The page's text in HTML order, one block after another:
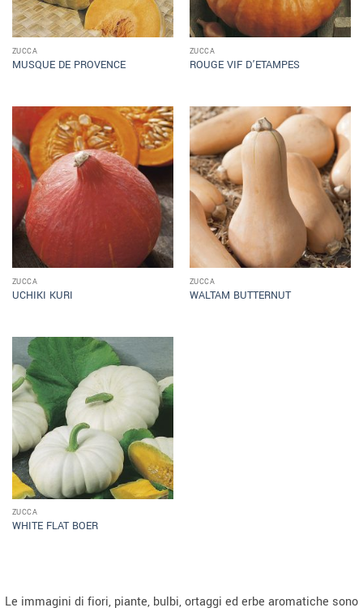
ZUCCA
MUSQUE DE PROVENCE
ZUCCA
ROUGE VIF D’ETAMPES
ZUCCA
UCHIKI KURI
ZUCCA
WALTAM BUTTERNUT
ZUCCA
WHITE FLAT BOER
Le immagini di fiori, piante, bulbi, ortaggi ed erbe aromatiche sono